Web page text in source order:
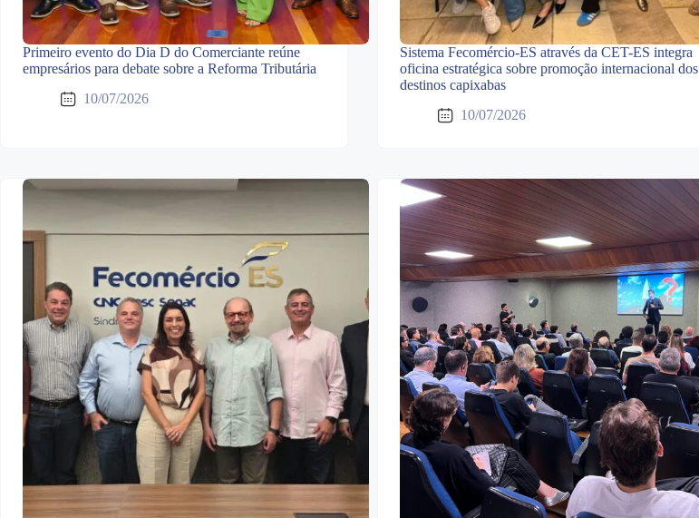
Primeiro evento do Dia D do Comerciante reúne
empresários para debate sobre a Reforma Tributária
10/07/2026
Sistema Fecomércio-ES através da CET-ES integra
oficina estratégica sobre promoção internacional dos
destinos capixabas
10/07/2026